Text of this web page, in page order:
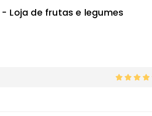
- Loja de frutas e legumes